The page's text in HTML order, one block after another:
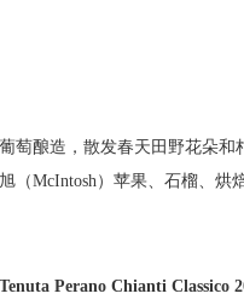
酿造，散发春天田野花朵和
（McIntosh）苹果、石榴、
Perano Chianti Classico